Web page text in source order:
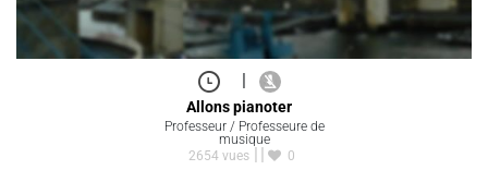
Allons pianoter
Professeur / Professeure de
musique
2654 vues
0